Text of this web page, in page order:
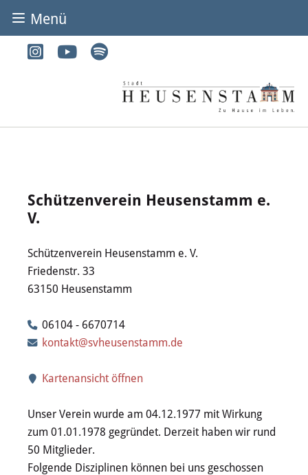
Schützenverein Heusenstamm e.
V.
Schützenverein Heusenstamm e. V.
Friedenstr. 33
63150 Heusenstamm
06104 - 6670714
kontakt@svheusenstamm.de
Kartenansicht öffnen
Unser Verein wurde am 04.12.1977 mit Wirkung
zum 01.01.1978 gegründet. Derzeit haben wir rund
50 Mitglieder.
Folgende Disziplinen können bei uns geschossen
Menü
BÜRGER & STADT
Bürgerbüro
Heirat
Abfall & Entsorgung
Wertstoffhof
Ortsgerichte & Schiedsamt
Verwaltung & Politik
Satzungen & Stadtrecht